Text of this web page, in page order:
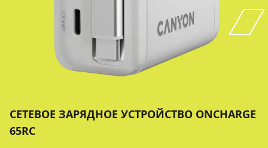
СЕТЕВОЕ ЗАРЯДНОЕ УСТРОЙСТВО ONCHARGE
65RC